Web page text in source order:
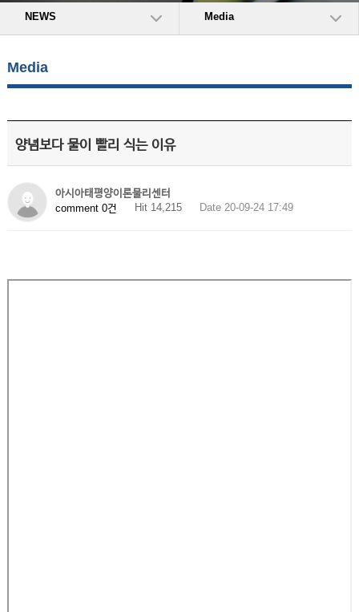
NEWS Media
Media
양념보다 물이 빨리 식는 이유
아시아태평양이론물리센터
comment 0건
Hit 14,215 Date 20-09-24 17:49